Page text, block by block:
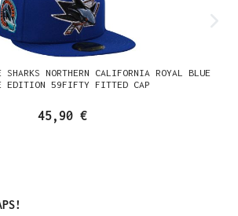
SHARKS NORTHERN CALIFORNIA ROYAL BLUE
EDITION 59FIFTY FITTED CAP
45,90 €